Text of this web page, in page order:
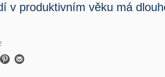
v produktivním věku má